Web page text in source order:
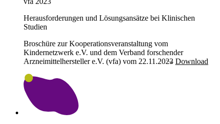
Herausforderungen und Lösungsansätze bei Klinischen
Studien
Broschüre zur Kooperationsveranstaltung vom
Kindernetzwerk e.V. und dem Verband forschender
Arzneimittelhersteller e.V. (vfa) vom 22.11.2023 Download